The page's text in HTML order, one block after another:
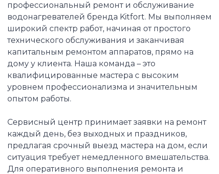
профессиональный ремонт и обслуживание
водонагревателей бренда Kitfort. Мы выполняем
широкий спектр работ, начиная от простого
технического обслуживания и заканчивая
капитальным ремонтом аппаратов, прямо на
дому у клиента. Наша команда – это
квалифицированные мастера с высоким
уровнем профессионализма и значительным
опытом работы.
Сервисный центр принимает заявки на ремонт
каждый день, без выходных и праздников,
предлагая срочный выезд мастера на дом, если
ситуация требует немедленного вмешательства.
Для оперативного выполнения ремонта и